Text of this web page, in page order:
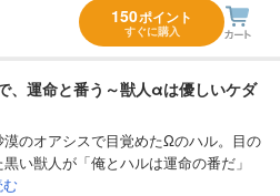
150ポイント
すぐに購入
、運命と番う～獣人αは優しいケダ
のオアシスで目覚めたΩのハル。目の
い獣人が「俺とハルは運命の番だ」